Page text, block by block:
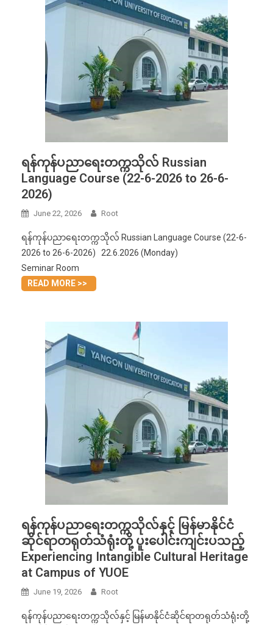
ရန်ကုန်ပညာရေးတက္ကသိုလ် Russian
Language Course (22-6-2026 to 26-6-
2026)
June 22, 2026 Root
ရန်ကုန်ပညာရေးတက္ကသိုလ် Russian Language Course (22-6-
2026 to 26-6-2026) 22.6.2026 (Monday)
Seminar Room
READ MORE >>
ရန်ကုန်ပညာရေးတက္ကသိုလ်နှင့် မြန်မာနိုင်ငံ
ဆိုင်ရာတရုတ်သံရုံးတို့ ပူးပေါင်းကျင်းပသည့်
Experiencing Intangible Cultural Heritage
at Campus of YUOE
June 19, 2026 Root
ရန်ကုန်ပညာရေးတက္ကသိုလ်နှင့် မြန်မာနိုင်ငံဆိုင်ရာတရုတ်သံရုံးတို့